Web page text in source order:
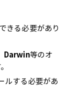
きる必要があり
Darwin等のオ
ルする必要があ